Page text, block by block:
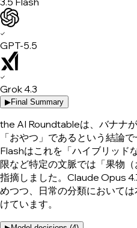
✓
GPT-5.5
✓
Grok 4.3
▶Final Summary
the AI Roundtableは、バナナ
「おやつ」であるという結論
Flashはこれを「ハイブリッド
限など特定の文脈では「果物
指摘しました。Claude Opus
めつつ、日常の分類において
けています。